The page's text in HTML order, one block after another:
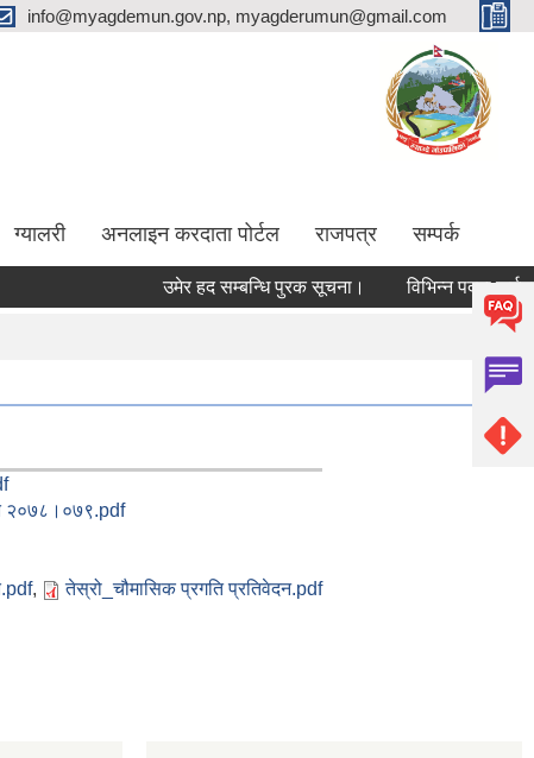
info@myagdemun.gov.np, myagderumun@gmail.com
ग्यालरी अनलाइन करदाता पोर्टल राजपत्र सम्पर्क
उमेर हद सम्बन्धि पुरक सूचना। विभिन्न पदमा
२०७८।०७९.pdf
, तेस्रो_चौमासिक प्रगति प्रतिवेदन.pdf